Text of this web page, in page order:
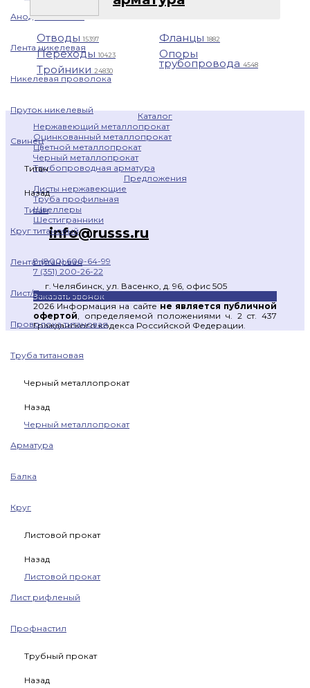
Анод никелевый
Лента никелевая
Никелевая проволока
Пруток никелевый
Свинец
Титан
Назад
Титан
Круг титановый
Лента титановая
Лист/Плита титановая
Проволока титановая
Труба титановая
Черный металлопрокат
Назад
Черный металлопрокат
Арматура
Балка
Круг
Листовой прокат
Назад
Листовой прокат
Лист рифленый
Профнастил
Трубный прокат
Назад
Отводы15397
Переходы10423
Тройники 24830
Фланцы1882
Опоры
трубопровода 4548
Каталог
Нержавеющий металлопрокат
Оцинкованный металлопрокат
Цветной металлопрокат
Черный металлопрокат
Трубопроводная арматура
Предложения
Листы нержавеющие
Труба профильная
Швеллеры
Шестигранники
info@russs.ru
8 (800) 600-64-99
7 (351) 200-26-22
г. Челябинск, ул. Васенко, д. 96, офис 505
Заказать звонок
2026 Информация на сайте не является публичной
офертой , определяемой положениями ч. 2 ст. 437
Гражданского кодекса Российской Федерации.